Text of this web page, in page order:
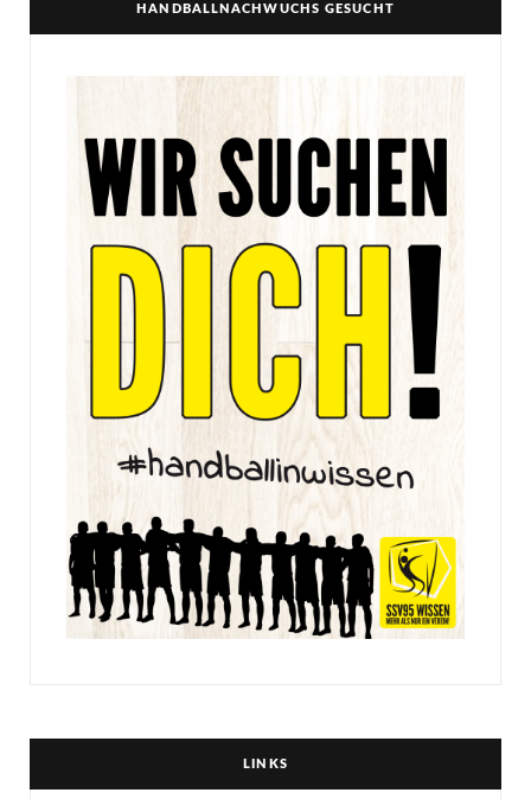
HANDBALLNACHWUCHS GESUCHT
LINKS